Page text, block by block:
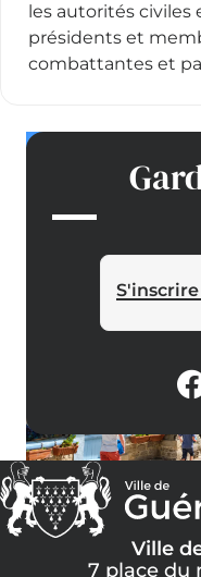
les autorités civiles
présidents et
combattantes et
Ville
7 place du